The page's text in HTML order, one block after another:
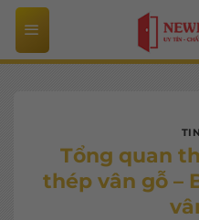
Bỏ
qua
nội
Tổng quan
thép vân gỗ –